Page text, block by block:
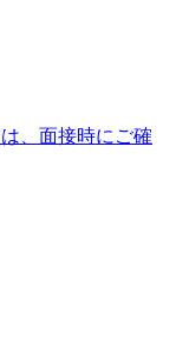
、面接時にご確